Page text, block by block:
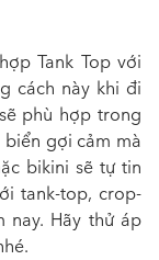
Tank Top với
cách này khi đi
phù hợp trong
gợi cảm mà
bikini sẽ tự tin
tank-top, crop-
Hãy thử áp